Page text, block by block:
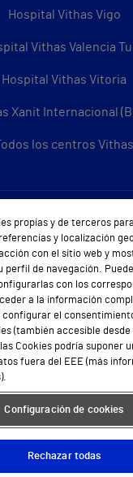
Hospital Vithas Vigo
Vithas Valencia
Hospital Vithas Vitoria
Xanit Internacional
los centros Vithas
Sobre Vithas
Quiénes somos
Trabajar en Vithas
Teléfono Cita Médica
Atención al
seguridad y salud en
Conoce a Supervita
Política de privacidad Mapa
propias y de terceros
y localización
con el sitio web y
perfil de navegación.
con los
a la información
configurar el
(también accesible desde
Cookies podría suponer
fuera del EEE (más
Configuración de cookies
Rechazar todas